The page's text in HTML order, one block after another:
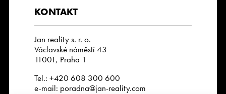
KONTAKT
Jan reality s. r. o.
Václavské náměstí 43
11001, Praha 1
Tel.:+420 608 300 600
e-mail: poradna@jan-reality.com